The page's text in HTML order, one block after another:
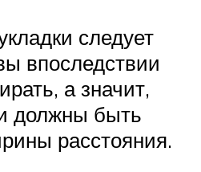
следует
впоследствии
а значит,
должны быть
расстояния.